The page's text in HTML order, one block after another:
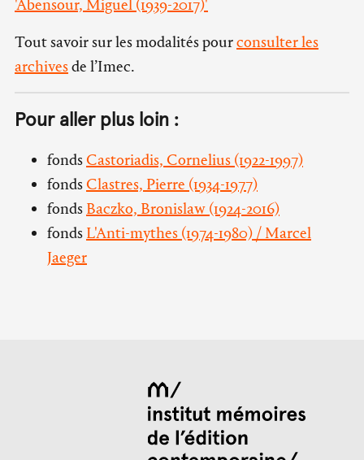
'Abensour, Miguel (1939-2017)'
Tout savoir sur les modalités pourconsulter les
archivesde l’Imec.
Pour aller plus loin :
fondsCastoriadis, Cornelius (1922-1997)
fondsClastres, Pierre (1934-1977)
fonds Baczko, Bronislaw (1924-2016)
fonds L'Anti-mythes (1974-1980) / Marcel
Jaeger